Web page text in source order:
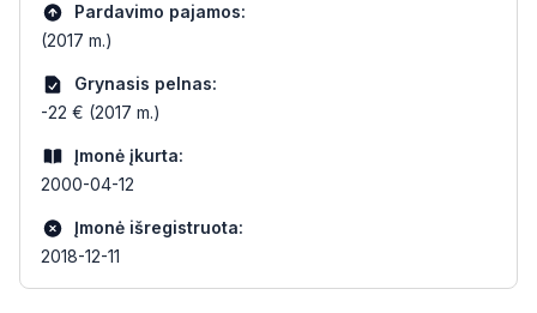
Pardavimo pajamos:
(2017 m.)
Grynasis pelnas:
-22 € (2017 m.)
Įmonė įkurta:
2000-04-12
Įmonė išregistruota:
2018-12-11